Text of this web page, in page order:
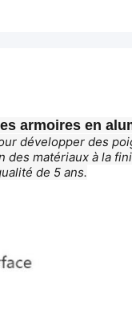
armoires en
développer des
matériaux à la
de 5 ans.